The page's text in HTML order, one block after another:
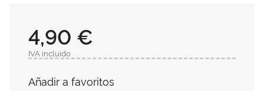
4,90 €
IVA incluido
Añadir a favoritos